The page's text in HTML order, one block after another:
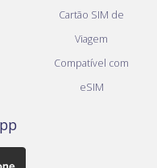
Cartão SIM de
Viagem
Compatível com
eSIM